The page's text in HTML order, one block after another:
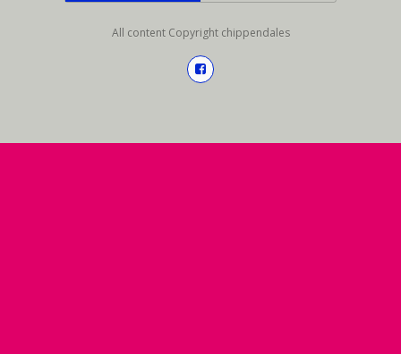
All content Copyright chippendales